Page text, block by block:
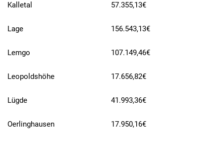
Kalletal 57.355,13€
Lage 156.543,13€
Lemgo 107.149,46€
Leopoldshöhe 17.656,82€
Lügde 41.993,36€
Oerlinghausen 17.950,16€